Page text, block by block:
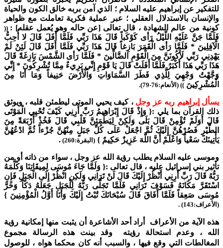
للتفكير عن إبراهيم عليه السلام ؛ الذي آمن بربه خالق الكون والحياة
والإنسان بالاستدلال العقلي ؛ عبر عملية فكرية تعاملت مع ظواهر
كونية من عالم الشهادة ، قال تعالى [عن حاله وهو يُعمل عقله] : ((
فَلَمَّا جَنَّ عَلَيْهِ اللَّيْلُ رَأى كَوْكَباً قَالَ هَذَا رَبِّي فَلَمَّا أَفَلَ قَالَ لا أُحِبُّ
الْآفِلِينَ * فَلَمَّا رَأى الْقَمَرَ بَازِغاً قَالَ هَذَا رَبِّي فَلَمَّا أَفَلَ قَالَ لَئِنْ لَمْ
يَهْدِنِي رَبِّي لَأَكُونَنَّ مِنَ الْقَوْمِ الضَّالِّينَ * فَلَمَّا رَأى الشَّمْسَ بَازِغَةً قَالَ
هَذَا رَبِّي هَذَا أَكْبَرُ فَلَمَّا أَفَلَتْ قَالَ يَا قَوْمِ إِنِّي بَرِيءٌ مِمَّا تُشْرِكُونَ * إِنِّي
وَجَّهْتُ وَجْهِيَ لِلَّذِي فَطَرَ السَّمَاوَاتِ وَالْأَرْضَ حَنِيفاً وَمَا أَنَا مِنَ
الْمُشْرِكِينَ )) (الأنعام:76-79).
يسأل إبراهيم ربه عز وجل ، كيف يحيي الموتى ليطمئن قلبه ، ويوثق
ذلك القرآن بما يلي :{ وَإِذْ قَالَ إِبْرَاهِيمُ رَبِّ أَرِنِي كَيْفَ تُحْيِي الْمَوْتَى
قَالَ أَوَلَمْ تُؤْمِنْ قَالَ بَلَى وَلَكِنْ لِيَطْمَئِنَّ قَلْبِي قَالَ فَخُذْ أَرْبَعَةً مِنَ
الطَّيْرِ فَصُرْهُنَّ إِلَيْكَ ثُمَّ اجْعَلْ عَلَى كُلِّ جَبَلٍ مِنْهُنَّ جُزْءاً ثُمَّ ادْعُهُنَّ
يَأْتِينَكَ سَعْياً وَاعْلَمْ أَنَّ اللَّهَ عَزِيزٌ حَكِيمٌ } (البقرة:260) .
وموسى عليه السلام يطلب رؤية الله عز وجل ، سواء من ذاته أو من
تأثير بني إسرائيل عليه ، قال تعالى :{ وَلَمَّا جَاءَ مُوسَى لِمِيقَاتِنَا وَكَلَّمَهُ
رَبُّهُ قَالَ رَبِّ أَرِنِي أَنْظُرْ إِلَيْكَ قَالَ لَنْ تَرَانِي وَلَكِنِ انْظُرْ إِلَى الْجَبَلِ فَإِنِ
اسْتَقَرَّ مَكَانَهُ فَسَوْفَ تَرَانِي فَلَمَّا تَجَلَّى رَبُّهُ لِلْجَبَلِ جَعَلَهُ دَكّاً وَخَرَّ
مُوسَى صَعِقاً فَلَمَّا أَفَاقَ قَالَ سُبْحَانَكَ تُبْتُ إِلَيْكَ وَأَنَا أَوَّلُ الْمُؤْمِنِينَ }
(الأعراف:143) .
هذه الآية من الأعراف أراد أحد الأشاعرة أن يثبت منها إمكانية رؤية
الله ، وعدم استحالة رؤيته وقد بينت هذه الرسالة مجموع
المغالطات التي وقع فيها ، والسبب أنه كان محكما هواه ، للوصول